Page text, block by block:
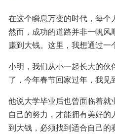
在这个瞬息万变的时代，每个
然而，成功的道路并非一帆
赚到大钱。这里，我想通过一
小明，我们从小一起长大的伙
了，今年春节回家过年，我见
他说大学毕业后也曾面临着就
自己的努力，才能拥有美好
到大钱，必须找到适合自己的